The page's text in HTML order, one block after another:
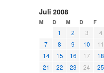
Juli 2008
M D M D F
1 2 3 4
7
8 9 10 11
14
15 16 17 18
21
22 23 24 25